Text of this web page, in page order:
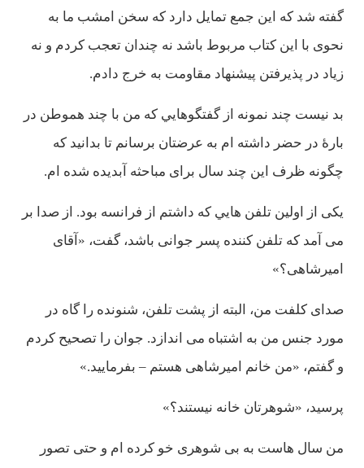
گفته شد كه اين جمع تمايل دارد كه سخن امشب ما به
نحوی با اين كتاب مربوط باشد نه چندان تعجب كردم و نه
زياد در پذيرفتن پيشنهاد مقاومت به خرج دادم.
بد نيست چند نمونه از گفتگوهايي كه من با چند هموطن در
بارۀ در حضر داشته ام به عرضتان برسانم تا بدانيد كه
چگونه ظرف اين چند سال برای مباحثه آبديده شده ام.
يكی از اولين تلفن هايي كه داشتم از فرانسه بود. از صدا بر
می آمد كه تلفن كننده پسر جوانی باشد، گفت، «آقای
اميرشاهی؟»
صدای كلفت من، البته از پشت تلفن، شنونده را گاه در
مورد جنس من به اشتباه می اندازد. جوان را تصحيح كردم
و گفتم، «من خانم اميرشاهی هستم – بفرماييد.»
پرسيد، «شوهرتان خانه نيستند؟»
من سال هاست به بی شوهری خو كرده ام و حتی تصور